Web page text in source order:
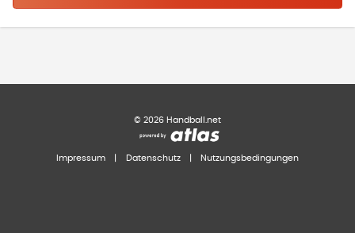
© 2026 Handball.net
Impressum Datenschutz Nutzungsbedingungen